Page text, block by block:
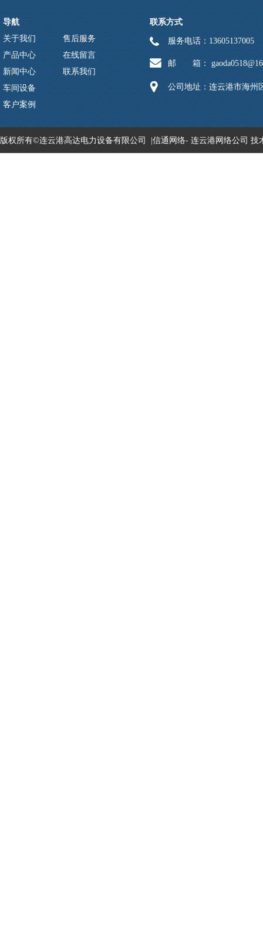
导航
关于我们
售后服务
产品中心
在线留言
新闻中心
联系我们
车间设备
客户案例
联系方式
服务电话：13605137005
邮 箱：
公司地址：连云港市海州
版权所有©连云港高达电力设备有限公司 | 信通网络- 连云港网络公司 技